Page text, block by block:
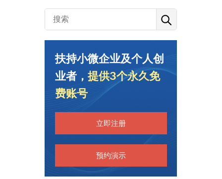
扶持小微企业及个人创
业者， 提供3个永久免
费账号
立即注册
预约演示